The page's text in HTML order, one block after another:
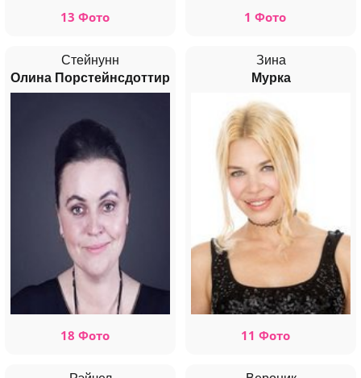
13 Фото 1 Фото
Стейнунн
Олина Порстейнсдоттир
18 Фото
Зина
Мурка
11 Фото